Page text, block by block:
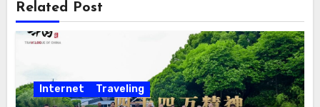
Related Post
Internet Traveling